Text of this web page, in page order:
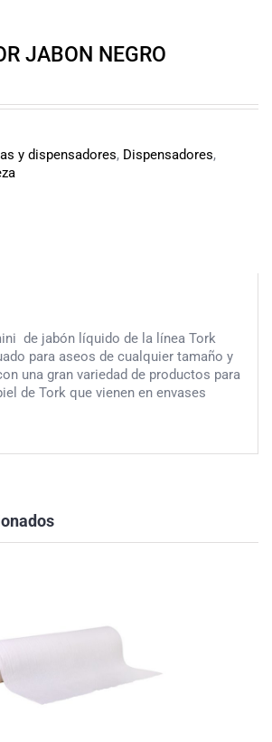
JABON NEGRO
y dispensadores, Dispensadores,
de jabón líquido de la línea Tork
para aseos de cualquier tamaño y
una gran variedad de productos para
de Tork que vienen en envases